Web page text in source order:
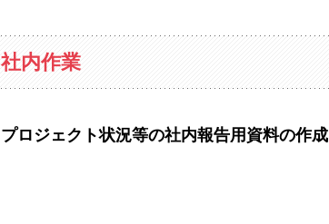
社内作業
プロジェクト状況等の社内報告用資料の作成